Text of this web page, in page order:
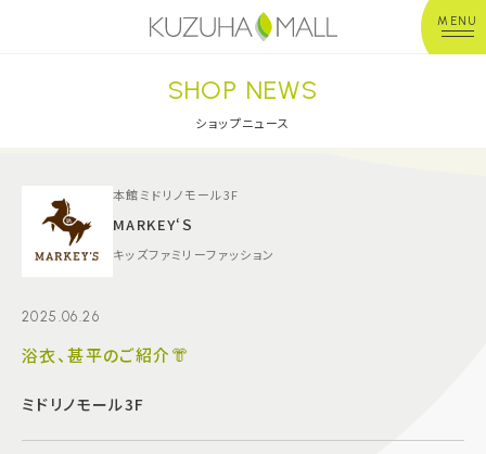
MENU
年中無休平 日：10:00~20:00
※店舗により異なる
ショップガイド
グルメ＆フード
SHOP NEWS
ショップニュース
本館ミドリノモール3F
MARKEY‘Ｓ
キッズファミリーファッション
2025.06.26
浴衣、甚平のご紹介👘
ミドリノモール3F